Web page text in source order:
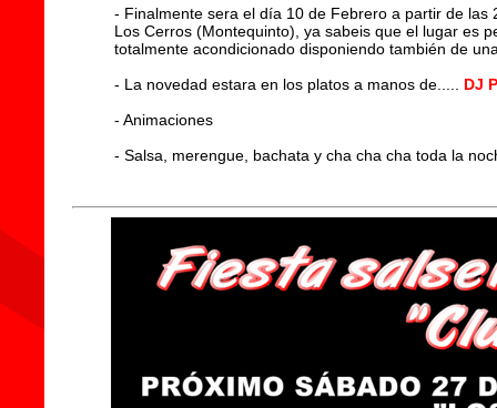
- Finalmente sera el día 10 de Febrero a partir de
Los Cerros (Montequinto), ya sabeis que el lugar es
totalmente acondicionado disponiendo también de
- La novedad estara en los platos a manos de..... DJ
- Animaciones
- Salsa, merengue, bachata y cha cha cha toda la